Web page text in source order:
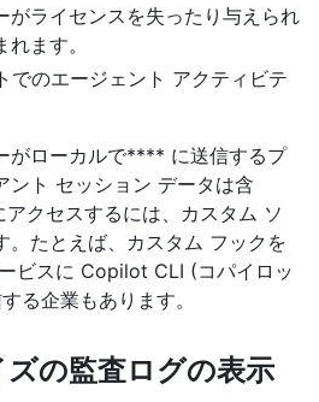
がライセンスを失ったり与えられ
ます。
でのエージェント アクティビテ
がローカルで**** に送信するプ
ント セッション データは含
クセスするには、カスタム ソ
。たとえば、カスタム フックを
ビスに Copilot CLI (コパイロッ
る企業もあります。
の監査ログの表示